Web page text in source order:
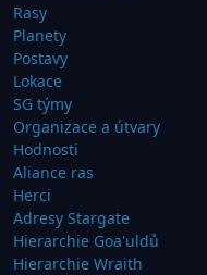
Rasy
Planety
Postavy
Lokace
SG týmy
Organizace a útvary
Hodnosti
Aliance ras
Herci
Adresy Stargate
Hierarchie Goa'uldů
Hierarchie Wraith